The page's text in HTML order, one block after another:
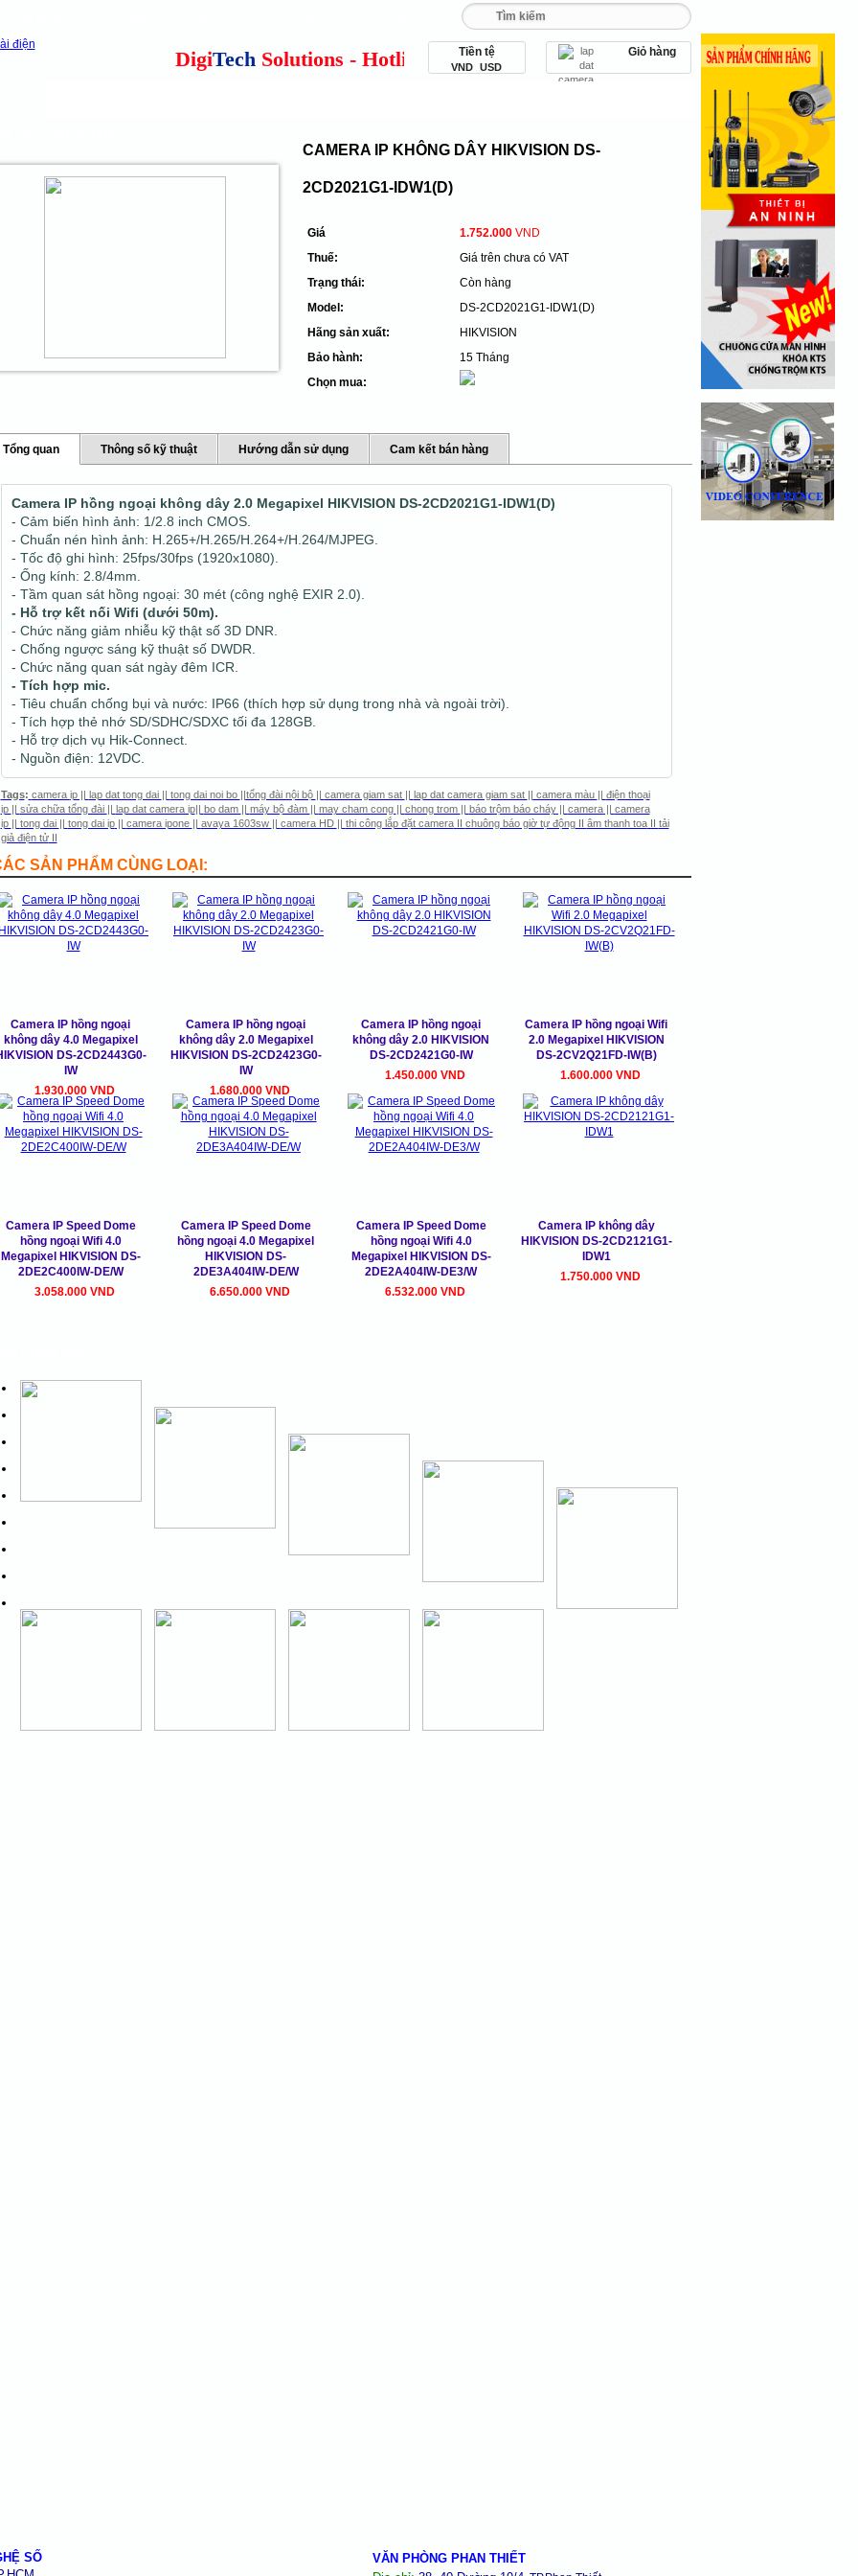
cns
our clients DigiTech Solutions - Hotline: 093 456 9 567
Tiền tệ
VND USD
Giỏ hàng
CAMERA IP KHÔNG DÂY HIKVISION DS-
2CD2021G1-IDW1(D)
Giá
Thuế:
Trạng thái:
Model:
Hãng sản xuất:
Bảo hành:
Chọn mua:
1.752.000VND
Giá trên chưa có VAT
Còn hàng
DS-2CD2021G1-IDW1(D)
HIKVISION
15 Tháng
Tổng quan Thông số kỹ thuật Hướng dẫn sử dụng Cam kết bán hàng
Camera IP hồng ngoại không dây 2.0 Megapixel HIKVISION DS-2CD2021G1-IDW1(D)
- Cảm biến hình ảnh: 1/2.8 inch CMOS.
- Chuẩn nén hình ảnh: H.265+/H.265/H.264+/H.264/MJPEG.
- Tốc độ ghi hình: 25fps/30fps (1920x1080).
- Ống kính: 2.8/4mm.
- Tầm quan sát hồng ngoại: 30 mét (công nghệ EXIR 2.0).
- Hỗ trợ kết nối Wifi (dưới 50m).
- Chức năng giảm nhiễu kỹ thật số 3D DNR.
- Chống ngược sáng kỹ thuật số DWDR.
- Chức năng quan sát ngày đêm ICR.
- Tích hợp mic.
- Tiêu chuẩn chống bụi và nước: IP66 (thích hợp sử dụng trong nhà và ngoài trời).
- Tích hợp thẻ nhớ SD/SDHC/SDXC tối đa 128GB.
- Hỗ trợ dịch vụ Hik-Connect.
- Nguồn điện: 12VDC.
Tags: camera ip || lap dat tong dai || tong dai noi bo ||tổng đài nội bộ || camera giam sat || lap dat camera giam sat || camera màu || điện thoại
ip || sửa chữa tổng đài || lap dat camera ip|| bo dam || máy bộ đàm || may cham cong || chong trom || báo trộm báo cháy|| camera|| camera
ip || tong dai || tong dai ip|| camera ipone || avaya 1603sw || camera HD || thi công lắp đặt cameraII chuông báo giờ tự độngII âm thanh toaII tải
giả điện tửII
SẢN PHẨM CÙNG LOẠI:
Camera IP hồng ngoại
không dây 4.0 Megapixel
DS-2CD2443G0-
IW
1.930.000 VND
Camera IP hồng ngoại
không dây 2.0 Megapixel
HIKVISION DS-2CD2423G0-
IW
1.680.000 VND
Camera IP hồng ngoại
không dây 2.0 HIKVISION
DS-2CD2421G0-IW
1.450.000 VND
Camera IP hồng ngoại Wifi
2.0 Megapixel HIKVISION
DS-2CV2Q21FD-IW(B)
1.600.000 VND
Camera IP Speed Dome
hồng ngoại Wifi 4.0
Megapixel HIKVISION DS-
2DE2C400IW-DE/W
3.058.000 VND
Camera IP Speed Dome
hồng ngoại 4.0 Megapixel
HIKVISION DS-
2DE3A404IW-DE/W
6.650.000 VND
Camera IP Speed Dome
hồng ngoại Wifi 4.0
Megapixel HIKVISION DS-
2DE2A404IW-DE3/W
6.532.000 VND
Camera IP không dây
HIKVISION DS-2CD2121G1-
IDW1
1.750.000 VND
SỐ
VĂN PHÒNG PHAN THIẾT